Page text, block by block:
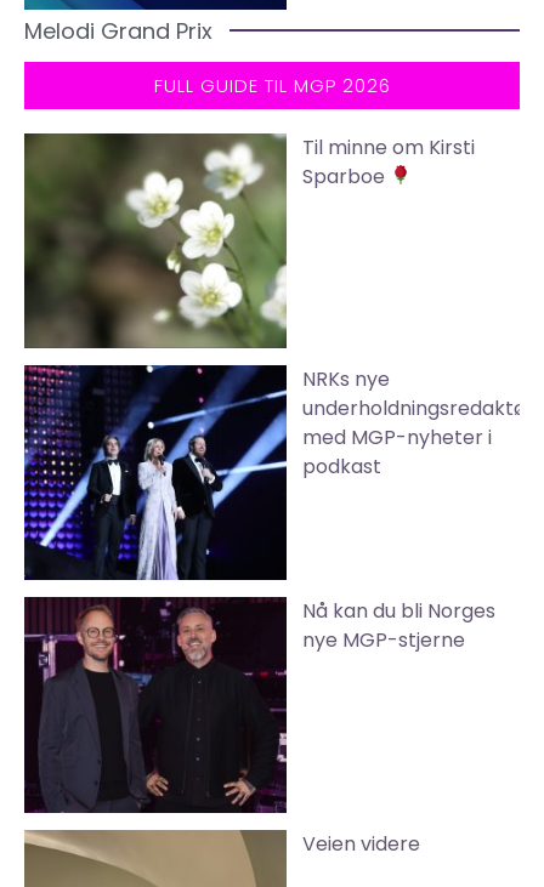
Melodi Grand Prix
FULL GUIDE TIL MGP 2026
Til minne om Kirsti
Sparboe
NRKs nye
underholdningsredaktør
med MGP-nyheter i
podkast
Nå kan du bli Norges
nye MGP-stjerne
Veien videre